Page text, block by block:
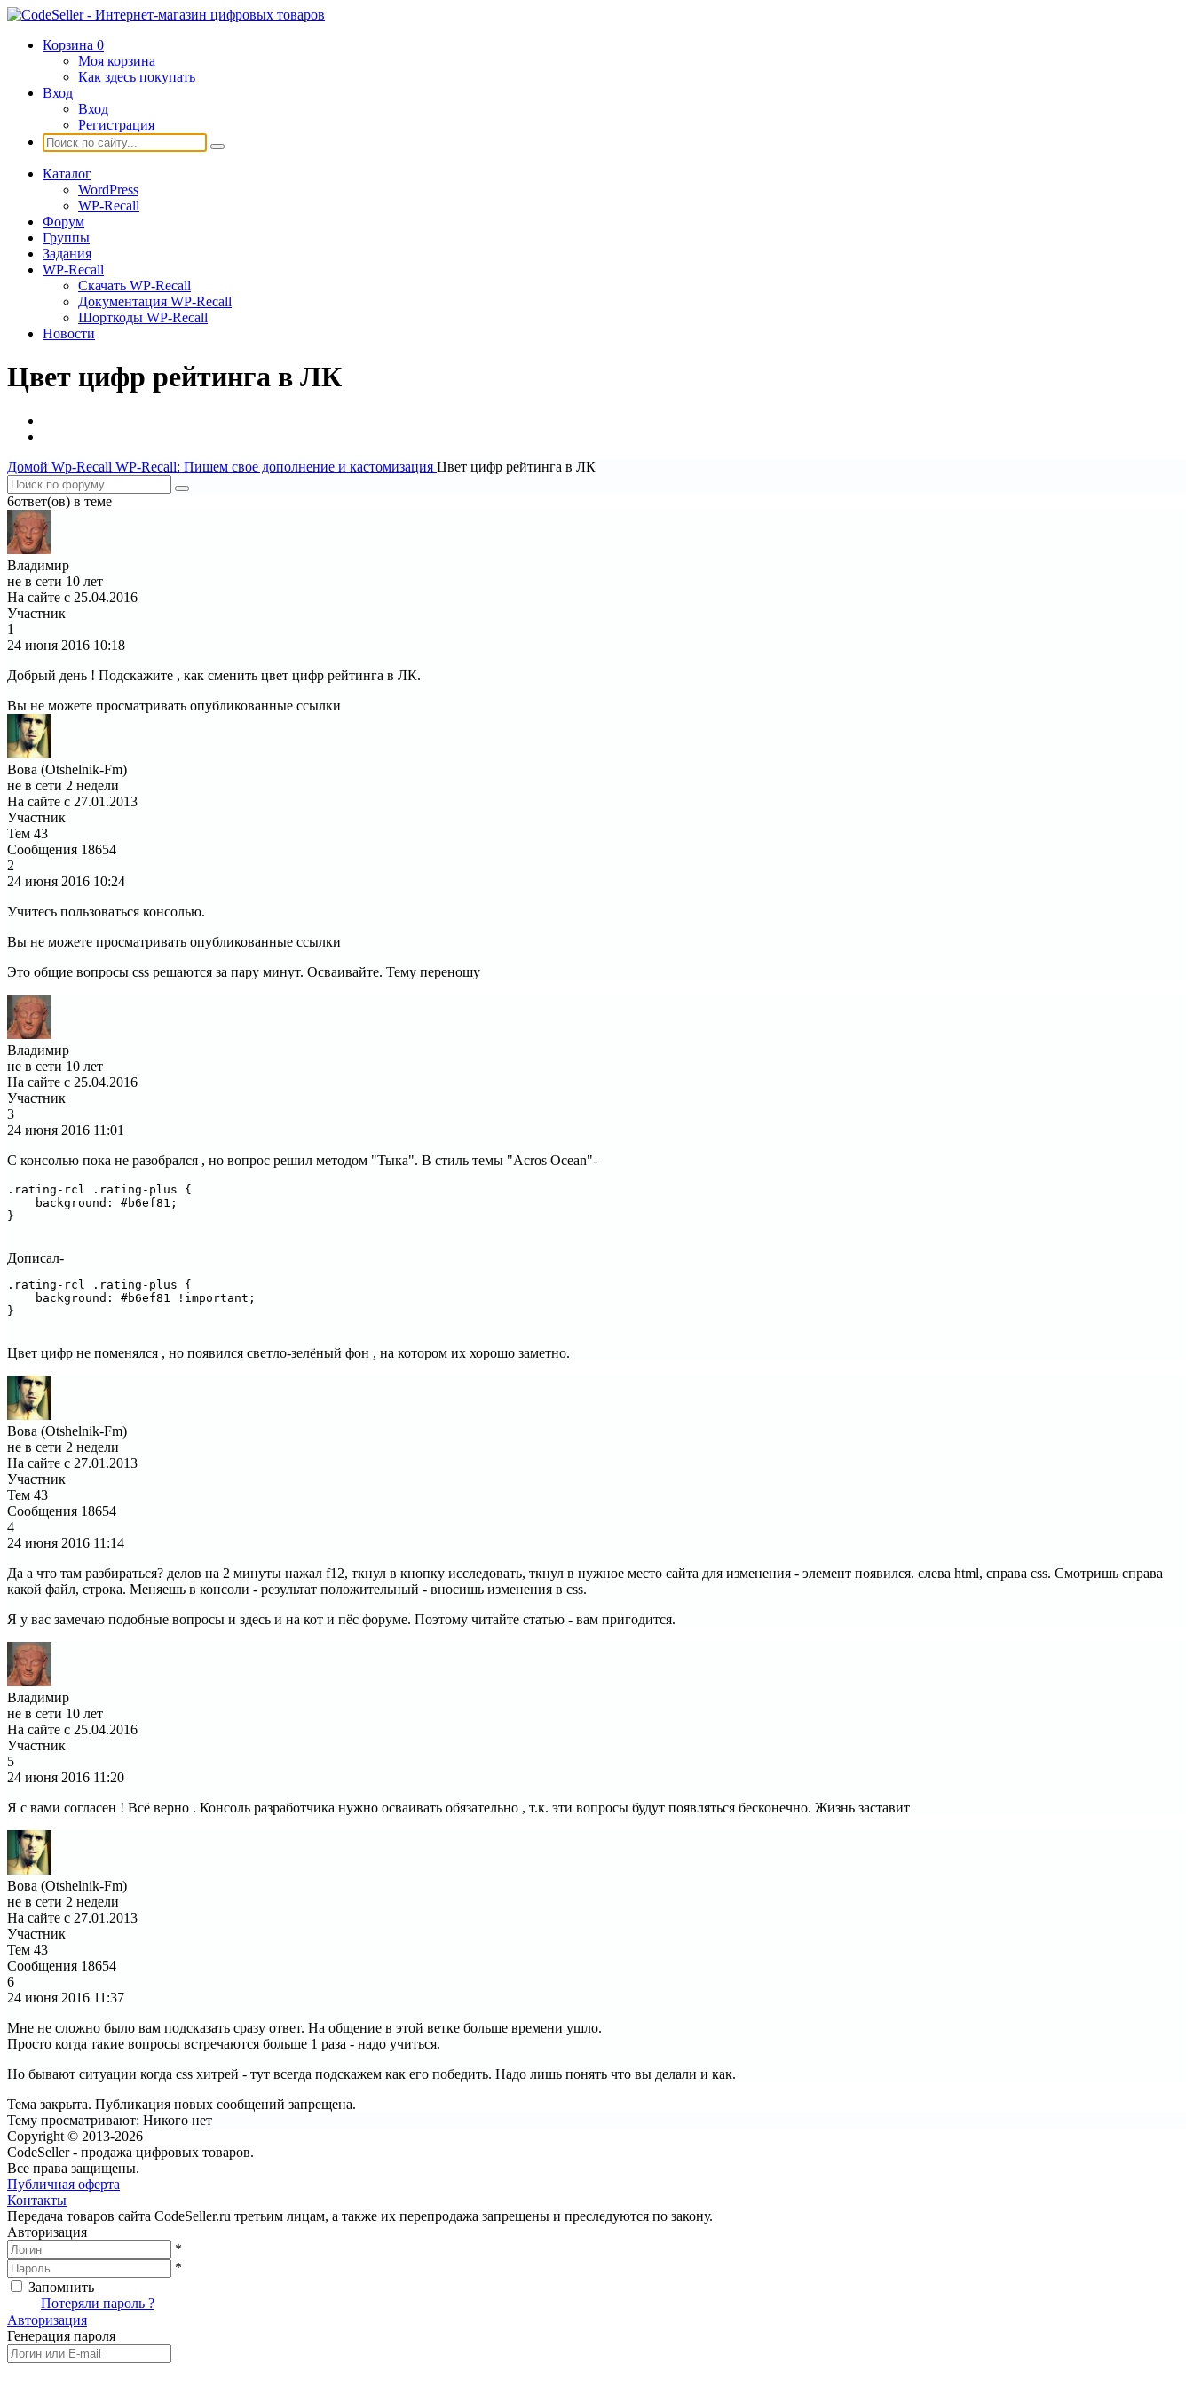
Корзина 0
Моя корзина
Как здесь покупать
Вход
Вход
Регистрация
Каталог
WordPress
WP-Recall
Форум
Группы
Задания
WP-Recall
Скачать WP-Recall
Документация WP-Recall
Шорткоды WP-Recall
Новости
Цвет цифр рейтинга в ЛК
Домой Wp-Recall WP-Recall: Пишем свое дополнение и кастомизация Цвет цифр рейтинга в ЛК
6ответ(ов) в теме
Владимир
не в сети 10 лет
На сайте с 25.04.2016
Участник
1
24 июня 2016 10:18
Добрый день ! Подскажите , как сменить цвет цифр рейтинга в ЛК.
Вы не можете просматривать опубликованные ссылки
Вова (Otshelnik-Fm)
не в сети 2 недели
На сайте с 27.01.2013
Участник
Тем 43
Сообщения 18654
2
24 июня 2016 10:24
Учитесь пользоваться консолью.
Вы не можете просматривать опубликованные ссылки
Это общие вопросы css решаются за пару минут. Осваивайте. Тему переношу
Владимир
не в сети 10 лет
На сайте с 25.04.2016
Участник
3
24 июня 2016 11:01
С консолью пока не разобрался , но вопрос решил методом "Тыка". В стиль темы "Acros Ocean"-
.rating-rcl .rating-plus {
    background: #b6ef81;
}
Дописал-
.rating-rcl .rating-plus {
    background: #b6ef81 !important;
}
Цвет цифр не поменялся , но появился светло-зелёный фон , на котором их хорошо заметно.
Вова (Otshelnik-Fm)
не в сети 2 недели
На сайте с 27.01.2013
Участник
Тем 43
Сообщения 18654
4
24 июня 2016 11:14
Да а что там разбираться? делов на 2 минуты нажал f12, ткнул в кнопку исследовать, ткнул в нужное место сайта для изменения - элемент появился. слева html, справа css. Смотришь справа
какой файл, строка. Меняешь в консоли - результат положительный - вносишь изменения в css.
Я у вас замечаю подобные вопросы и здесь и на кот и пёс форуме. Поэтому читайте статью - вам пригодится.
Владимир
не в сети 10 лет
На сайте с 25.04.2016
Участник
5
24 июня 2016 11:20
Я с вами согласен ! Всё верно . Консоль разработчика нужно осваивать обязательно , т.к. эти вопросы будут появляться бесконечно. Жизнь заставит
Вова (Otshelnik-Fm)
не в сети 2 недели
На сайте с 27.01.2013
Участник
Тем 43
Сообщения 18654
6
24 июня 2016 11:37
Мне не сложно было вам подсказать сразу ответ. На общение в этой ветке больше времени ушло.
Просто когда такие вопросы встречаются больше 1 раза - надо учиться.
Но бывают ситуации когда css хитрей - тут всегда подскажем как его победить. Надо лишь понять что вы делали и как.
Тема закрыта. Публикация новых сообщений запрещена.
Тему просматривают: Никого нет
Copyright © 2013-2026
CodeSeller - продажа цифровых товаров.
Все права защищены.
Публичная оферта
Контакты
Передача товаров сайта CodeSeller.ru третьим лицам, а также их перепродажа запрещены и преследуются по закону.
Авторизация
*
*
Запомнить
Потеряли пароль ?
Авторизация
Генерация пароля